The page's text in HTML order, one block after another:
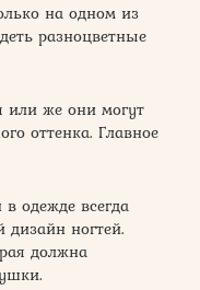
на одном из
разноцветные
или же они могут
оттенка. Главное
одежде всегда
ногтей.
должна